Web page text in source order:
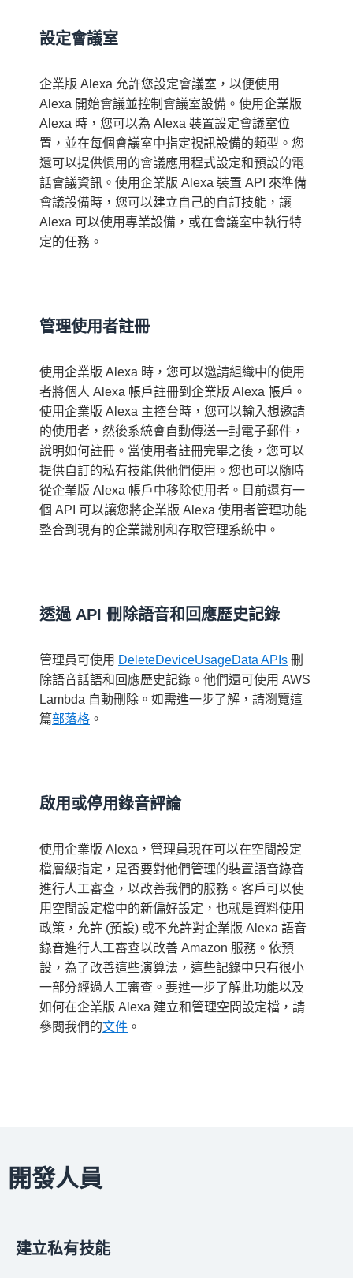
設定會議室
企業版 Alexa 允許您設定會議室，以便使用
Alexa 開始會議並控制會議室設備。使用企業版
Alexa 時，您可以為 Alexa 裝置設定會議室位
置，並在每個會議室中指定視訊設備的類型。您
還可以提供慣用的會議應用程式設定和預設的電
話會議資訊。使用企業版 Alexa 裝置 API 來準備
會議設備時，您可以建立自己的自訂技能，讓
Alexa 可以使用專業設備，或在會議室中執行特
定的任務。
管理使用者註冊
使用企業版 Alexa 時，您可以邀請組織中的使用
者將個人 Alexa 帳戶註冊到企業版 Alexa 帳戶。
使用企業版 Alexa 主控台時，您可以輸入想邀請
的使用者，然後系統會自動傳送一封電子郵件，
說明如何註冊。當使用者註冊完畢之後，您可以
提供自訂的私有技能供他們使用。您也可以隨時
從企業版 Alexa 帳戶中移除使用者。目前還有一
個 API 可以讓您將企業版 Alexa 使用者管理功能
整合到現有的企業識別和存取管理系統中。
透過 API 刪除語音和回應歷史記錄
管理員可使用 DeleteDeviceUsageData APIs 刪
除語音話語和回應歷史記錄。他們還可使用 AWS
Lambda 自動刪除。如需進一步了解，請瀏覽這
篇部落格 。
啟用或停用錄音評論
使用企業版 Alexa，管理員現在可以在空間設定
檔層級指定，是否要對他們管理的裝置語音錄音
進行人工審查，以改善我們的服務。客戶可以使
用空間設定檔中的新偏好設定，也就是資料使用
政策，允許 (預設) 或不允許對企業版 Alexa 語音
錄音進行人工審查以改善 Amazon 服務。依預
設，為了改善這些演算法，這些記錄中只有很小
一部分經過人工審查。要進一步了解此功能以及
如何在企業版 Alexa 建立和管理空間設定檔，請
參閱我們的文件 。
開發人員
建立私有技能